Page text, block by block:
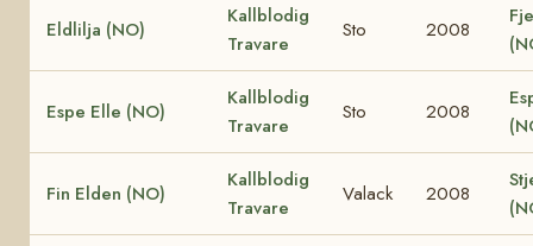
Eldlilja (NO)
Kallblodig
Travare
Sto 2008
Espe Elle (NO)
Kallblodig
Travare
Sto 2008
Fin Elden (NO)
Kallblodig
Travare
Valack 2008